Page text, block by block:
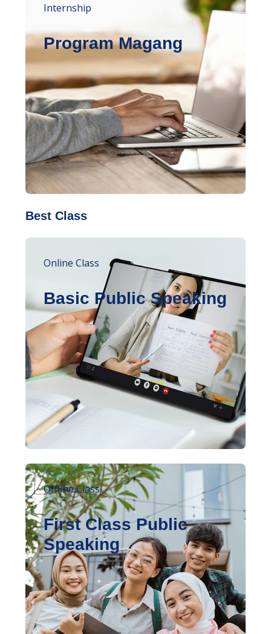
Internship
Program Magang
Best Class
Online Class
Basic Public Speaking
Offline Class
First Class Public
Speaking